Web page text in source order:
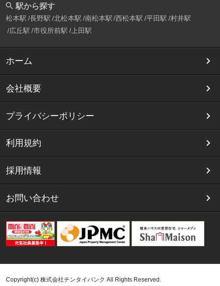
駅から探す
松本駅 長野駅 北松本駅 南松本駅 西松本駅 平田駅 村井駅
広丘駅 市役所前駅 上田駅
ホーム
会社概要
プライバシーポリシー
利用規約
採用情報
お問い合わせ
Copyright(c) 株式会社チンタイバンク All Rights Reserved.